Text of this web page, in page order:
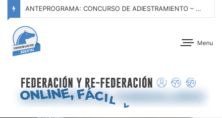
ANTEPROGRAMA: CONCURSO DE ADIESTRAMIENTO – CLUB ALEMÁN DE EQUITACIÓN – 15 DE AGOSTO DE 2026
Menu